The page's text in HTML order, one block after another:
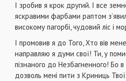
І зробив я крок другий. І все
яскравими фарбами раптом
високому пагорбі, чудовий ліс і
І промовив я до Того, Хто вів
направляю я думи свої! Ти, у
пізнаного до Незбагненного! Бо
дозволь мені пити з Криниць